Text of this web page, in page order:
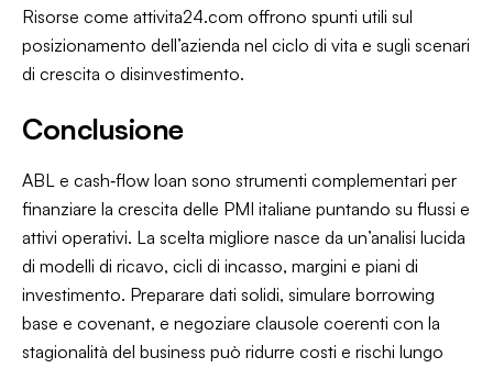
Risorse come attivita24.com offrono spunti utili sul
posizionamento dell’azienda nel ciclo di vita e sugli scenari
di crescita o disinvestimento.
Conclusione
ABL e cash‑flow loan sono strumenti complementari per
finanziare la crescita delle PMI italiane puntando su flussi e
attivi operativi. La scelta migliore nasce da un’analisi lucida
di modelli di ricavo, cicli di incasso, margini e piani di
investimento. Preparare dati solidi, simulare borrowing
base e covenant, e negoziare clausole coerenti con la
stagionalità del business può ridurre costi e rischi lungo